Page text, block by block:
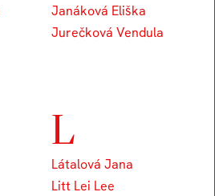
Janáková Eliška
Jurečková Vendula
L
Látalová Jana
Litt Lei Lee